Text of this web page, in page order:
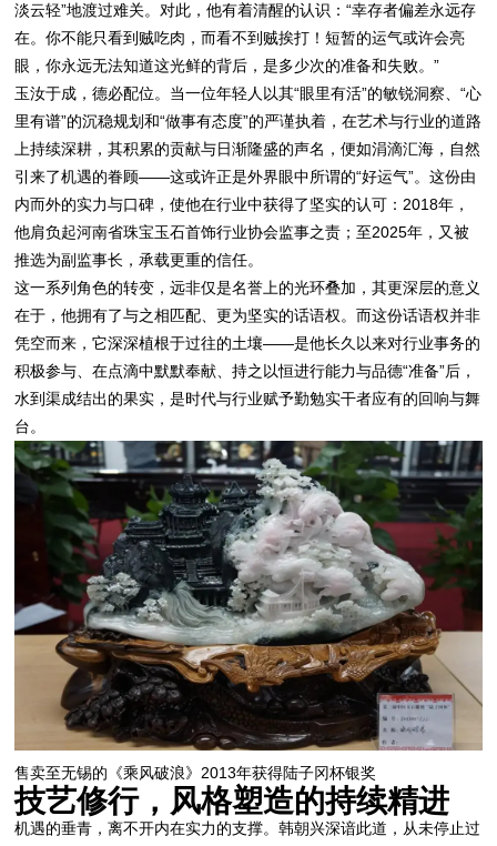
淡云轻”地渡过难关。对此，他有着清醒的认识：“幸存者偏差永远存
在。你不能只看到贼吃肉，而看不到贼挨打！短暂的运气或许会亮
眼，你永远无法知道这光鲜的背后，是多少次的准备和失败。”
玉汝于成，德必配位。当一位年轻人以其“眼里有活”的敏锐洞察、“心
里有谱”的沉稳规划和“做事有态度”的严谨执着，在艺术与行业的道路
上持续深耕，其积累的贡献与日渐隆盛的声名，便如涓滴汇海，自然
引来了机遇的眷顾——这或许正是外界眼中所谓的“好运气”。这份由
内而外的实力与口碑，使他在行业中获得了坚实的认可：2018年，
他肩负起河南省珠宝玉石首饰行业协会监事之责；至2025年，又被
推选为副监事长，承载更重的信任。
这一系列角色的转变，远非仅是名誉上的光环叠加，其更深层的意义
在于，他拥有了与之相匹配、更为坚实的话语权。而这份话语权并非
凭空而来，它深深植根于过往的土壤——是他长久以来对行业事务的
积极参与、在点滴中默默奉献、持之以恒进行能力与品德“准备”后，
水到渠成结出的果实，是时代与行业赋予勤勉实干者应有的回响与舞
台。
售卖至无锡的《乘风破浪》2013年获得陆子冈杯银奖
技艺修行，风格塑造的持续精进
机遇的垂青，离不开内在实力的支撑。韩朝兴深谙此道，从未停止过